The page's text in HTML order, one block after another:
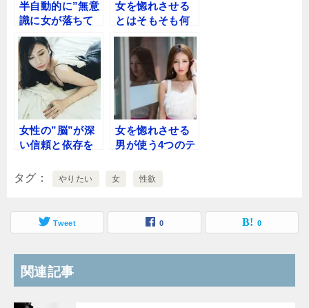
半自動的に”無意
識に女が落ちて
しまう男”の正体
とは…？
女を惚れさせる
とはそもそも何
なのか
女性の”脳”が深
い信頼と依存を
ンティブ・コミ
女を惚れさせる
男が使う4つのテ
タグ
やりたい 女 性欲
Tweet 0 0
関連記事